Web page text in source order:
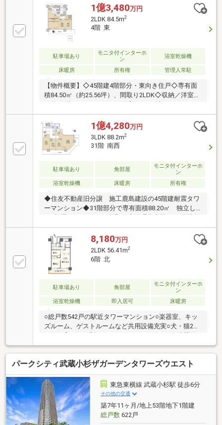
ー・浄水器付き◆LDに床暖房有り◆HiRC工法、二重
床・二重天井構造で、共用廊下はホテルのような内廊
下設計◆各階にダストステーションがありゴミ捨てに
も便利◆ペット飼育可(飼育細則有)
1億3,480万円
2LDK 84.5m2
4階 東
駐車場あり
モニタ付インターホ
ン
浴室乾燥機
床暖房 所有権 管理人常駐
【物件概要】◇45階建4階部分・東向き住戸◇専有面
積84.50㎡（約25.56坪）、間取り2LDK◇収納／洋室
ット有◇LDに床暖房があり足元からお部屋を暖めます
【物件のおすすめポイント】①「スキップフロア」を
採用した室内は空間にデザイン性を与え、戸建のよう
な立体感を演出します。②「天井高約3665ｍｍ（一
部）」のリビングダイニングは、垂直方向へ広がり部
ーに面しており、天井高を活かしたダイナミックな窓
からは採光はもちろん、低層階ながら東京タワー・ス
1億4,280万円
3LDK 88.2m2
31階 南西
駐車場あり 角部屋
モニタ付インターホ
ン
浴室乾燥機
床暖房 所有権
◆住友不動産旧分譲 施工鹿島建設の45階建耐震タワ
ーマンション◆31階部分で専有面積88.20㎡ 独立し
人管理）、コンシェルジュサービス（8：00～20：
00）有り◆キッチンにはディスポーザー・浄水器付き
◆LDに床暖房有り◆二重床・二重天井構造で、共用廊
下はホテルのような内廊下設計◆各階にダストステー
ションがありゴミ捨てにも便利
8,180万円
2LDK 56.41m2
6階 北
駐車場あり 角部屋
モニタ付インターホ
ン
浴室乾燥機
即入居可 床暖房
○総戸数542戸の駅近タワーマンション○楽器室、キッ
ズルーム、ゲストルームなど共用設備充実○犬・猫2匹
きキッチン○徒歩圏内にスーパー、幼稚園、保育園、
図書館、コンビニ等なんでも揃ってる暮らしやすい立
地○リビングの家具は撤去可能です○施工会社 鹿島建
設株式会社〇管理会社 住友不動産建物サービス株式
会社
パークシティ武蔵小杉ザガーデンタワーズウエスト
東急東横線 武蔵小杉駅 徒歩6分
その他の交通
築7年11ヶ月/地上53階地下1階建
総戸数622戸